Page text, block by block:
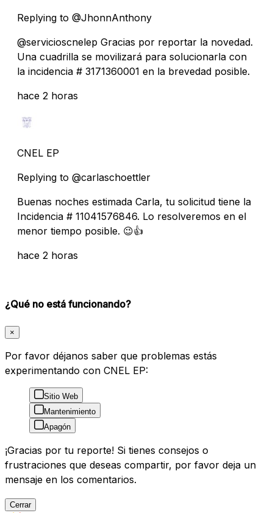
Replying to @JhonnAnthony
@servicioscnelep Gracias por reportar la novedad.
Una cuadrilla se movilizará para solucionarla con
la incidencia # 3171360001 en la brevedad posible.
hace 2 horas
CNEL EP
Replying to @carlaschoettler
Buenas noches estimada Carla, tu solicitud tiene la
Incidencia # 11041576846. Lo resolveremos en el
menor tiempo posible. 😉👍
hace 2 horas
¿Qué no está funcionando?
×
Por favor déjanos saber que problemas estás
experimentando con CNEL EP:
Sitio Web
Mantenimiento
Apagón
¡Gracias por tu reporte! Si tienes consejos o
frustraciones que deseas compartir, por favor deja un
mensaje en los comentarios.
Cerrar